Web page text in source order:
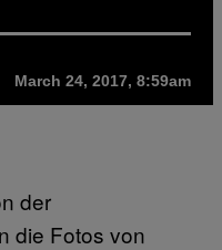
March 24, 2017, 8:59am
der
die Fotos von